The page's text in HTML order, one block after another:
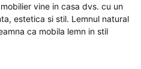
vine in casa dvs. cu un
estetica si stil. Lemnul natural
ca mobila lemn in stil